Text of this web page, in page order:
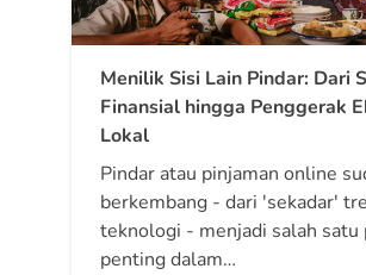
Menilik Sisi Lain Pindar: Dari
Finansial hingga Penggerak
Lokal
Pindar atau pinjaman online
berkembang - dari 'sekadar'
teknologi - menjadi salah satu
penting dalam…